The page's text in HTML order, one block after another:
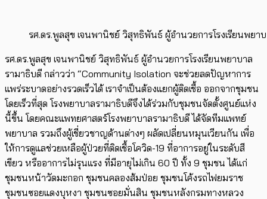
รศ.ดร.พูลสุข เจนพานิชย์ วิสุทธิพันธ์ ผู้อำนวยการโรงเรียนพยา
รศ.ดร.พูลสุข เจนพานิชย์ วิสุทธิพันธ์ ผู้อำนวยการโรงเรียนพยาบาล
รามาธิบดี กล่าวว่า “Community Isolation จะช่วยลดปัญหาการ
แพร่ระบาดอย่างรวดเร็วได้ เราจำเป็นต้องแยกผู้ติดเชื้อ ออกจากชุมชน
โดยเร็วที่สุด โรงพยาบาลรามาธิบดีจึงได้ร่วมกับชุมชนจัดตั้งศูนย์แห่ง
นี้ขึ้น โดยคณะแพทยศาสตร์โรงพยาบาลรามาธิบดี ได้จัดทีมแพทย์
พยาบาล รวมถึงผู้เชี่ยวชาญด้านต่างๆ ผลัดเปลี่ยนหมุนเวียนกัน เพื่อ
ให้การดูแลช่วยเหลือผู้ป่วยที่ติดเชื้อโควิด-19 ที่อาการอยู่ในระดับสี
เขียว หรืออาการไม่รุนแรง ที่มีอายุไม่เกิน 60 ปี ทั้ง 9 ชุมชน ได้แก่
ชุมชนหน้าวัดมะกอก ชุมชนคลองส้มป่อย ชุมชนโค้งรถไฟยมราช
ชุมชนซอยแดงบุหงา ชุมชนซอยมั่นสิน ชุมชนหลังกรมทางหลวง